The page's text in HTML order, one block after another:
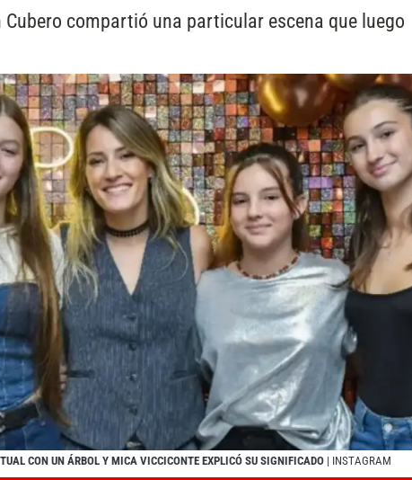
compartió una particular escena que luego
CON UN ÁRBOL Y MICA VICCICONTE EXPLICÓ SU SIGNIFICADO | INSTAGRAM